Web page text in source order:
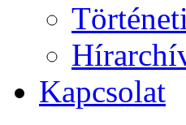
Kapcsolat